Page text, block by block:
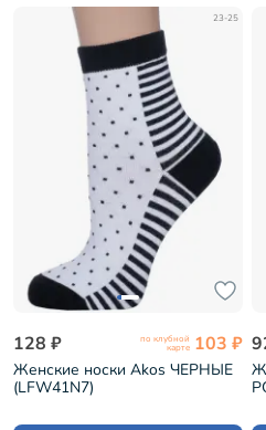
23-25
128 ₽ по клубной
карте 103 ₽
Женские носки Akos ЧЕРНЫЕ
(LFW41N7)